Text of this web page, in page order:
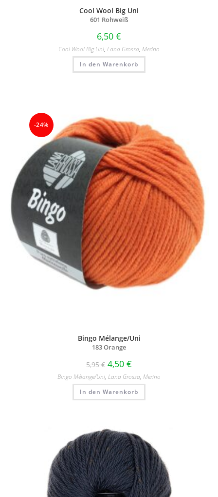
Cool Wool Big Uni
601 Rohweiß
6,50 €
Cool Wool Big Uni, Lana Grossa, Merino
In den Warenkorb
-24%
Bingo Mélange/Uni
183 Orange
5,95€ 4,50 €
Bingo Mélange/​Uni, Lana Grossa, Merino
In den Warenkorb